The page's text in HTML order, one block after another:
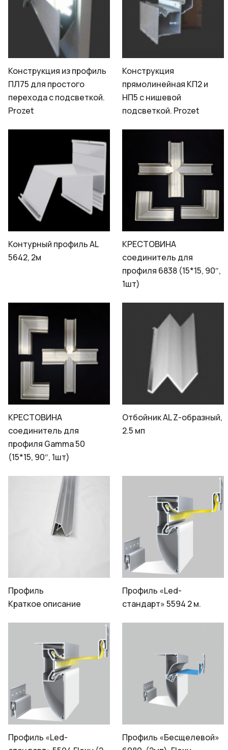
Конструкция из профиль
ПЛ75 для простого
перехода с подсветкой.
Prozet
Конструкция
прямолинейная КП2 и
НП5 с нишевой
подсветкой. Prozet
Контурный профиль AL
5642, 2м
КРЕСТОВИНА
соединитель для
профиля 6838 (15*15, 90″,
1шт)
КРЕСТОВИНА
соединитель для
профиля Gamma 50
(15*15, 90″, 1шт)
Отбойник AL Z-образный,
2.5 мп
Профиль
Краткое описание
Профиль «Led-
стандарт» 5594 2 м.
Профиль «Led-
Профиль «Бесщелевой»